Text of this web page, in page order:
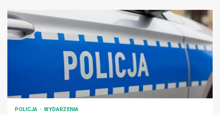
POLICJA WYDARZENIA